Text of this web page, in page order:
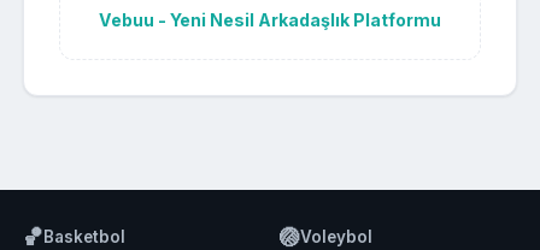
Vebuu - Yeni Nesil Arkadaşlık Platformu
🏀Basketbol 🏐Voleybol